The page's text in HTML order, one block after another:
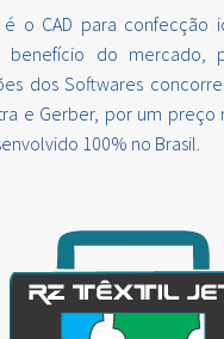
é o CAD para
benefício do mercado,
dos Softwares
e Gerber, por um preço
100% no Brasil.